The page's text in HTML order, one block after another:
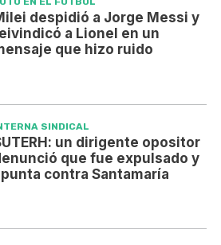
despidió a Jorge Messi y
a Lionel en un
que hizo ruido
SINDICAL
un dirigente opositor
que fue expulsado y
contra Santamaría